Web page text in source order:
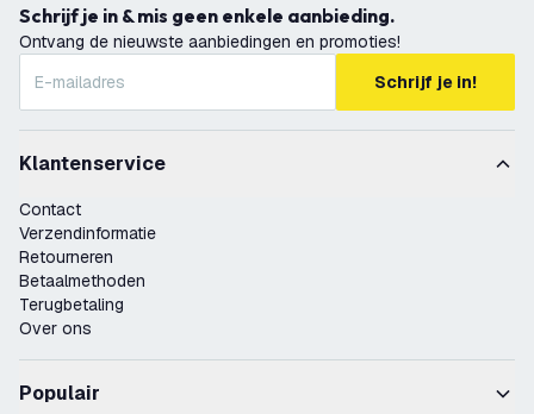
Schrijf je in & mis geen enkele aanbieding.
Ontvang de nieuwste aanbiedingen en promoties!
Schrijf je in!
Klantenservice
Contact
Verzendinformatie
Retourneren
Betaalmethoden
Terugbetaling
Over ons
Populair